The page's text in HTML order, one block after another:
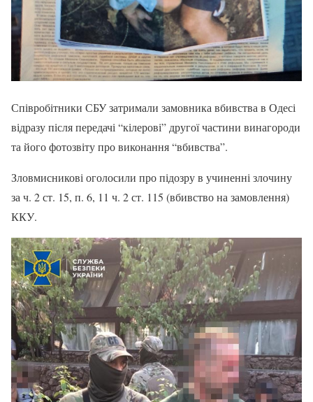
Співробітники СБУ затримали замовника вбивства в Одесі
відразу після передачі “кілерові” другої частини винагороди
та його фотозвіту про виконання “вбивства”.
Зловмисникові оголосили про підозру в учиненні злочину
за ч. 2 ст. 15, п. 6, 11 ч. 2 ст. 115 (вбивство на замовлення)
ККУ.